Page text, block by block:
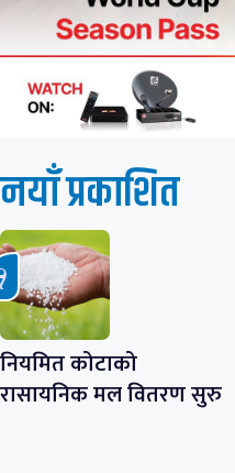
नयाँ प्रकाशित
नियमित कोटाको
रासायनिक मल वितरण सुरु